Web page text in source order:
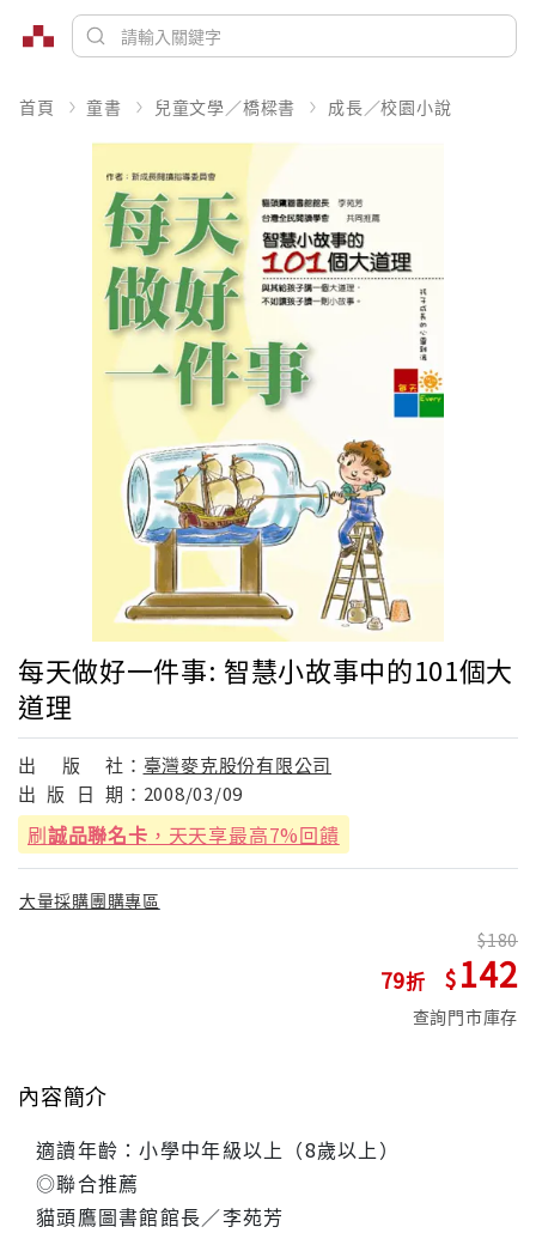
首頁 童書 兒童文學／橋樑書 成長／校園小說
每天做好一件事: 智慧小故事中的101個大
道理
出 版 社： 臺灣麥克股份有限公司
出 版 日 期： 2008/03/09
刷誠品聯名卡 ，天天享最高7%回饋
大量採購團購專區
79
180
142
查詢門市庫存
內容簡介
適讀年齡：小學中年級以上（8歲以上）
◎聯合推薦
貓頭鷹圖書館館長／李苑芳